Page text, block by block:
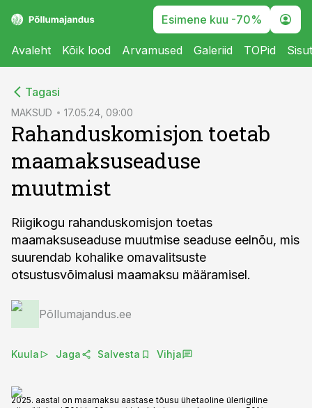
Esimene kuu -70%
Avaleht Kõik lood Arvamused Galeriid TOPid
Tagasi
MAKSUD 17.05.24, 09:00
Rahanduskomisjon toetab
maamaksuseaduse
muutmist
Riigikogu rahanduskomisjon toetas
maamaksuseaduse muutmise seaduse eelnõu, mis
suurendab kohalike omavalitsuste
otsustusvõimalusi maamaksu määramisel.
Põllumajandus.ee
Kuula Jaga Salvesta Vihja
2025. aastal on maamaksu aastase tõusu ühetaoline üleriigiline